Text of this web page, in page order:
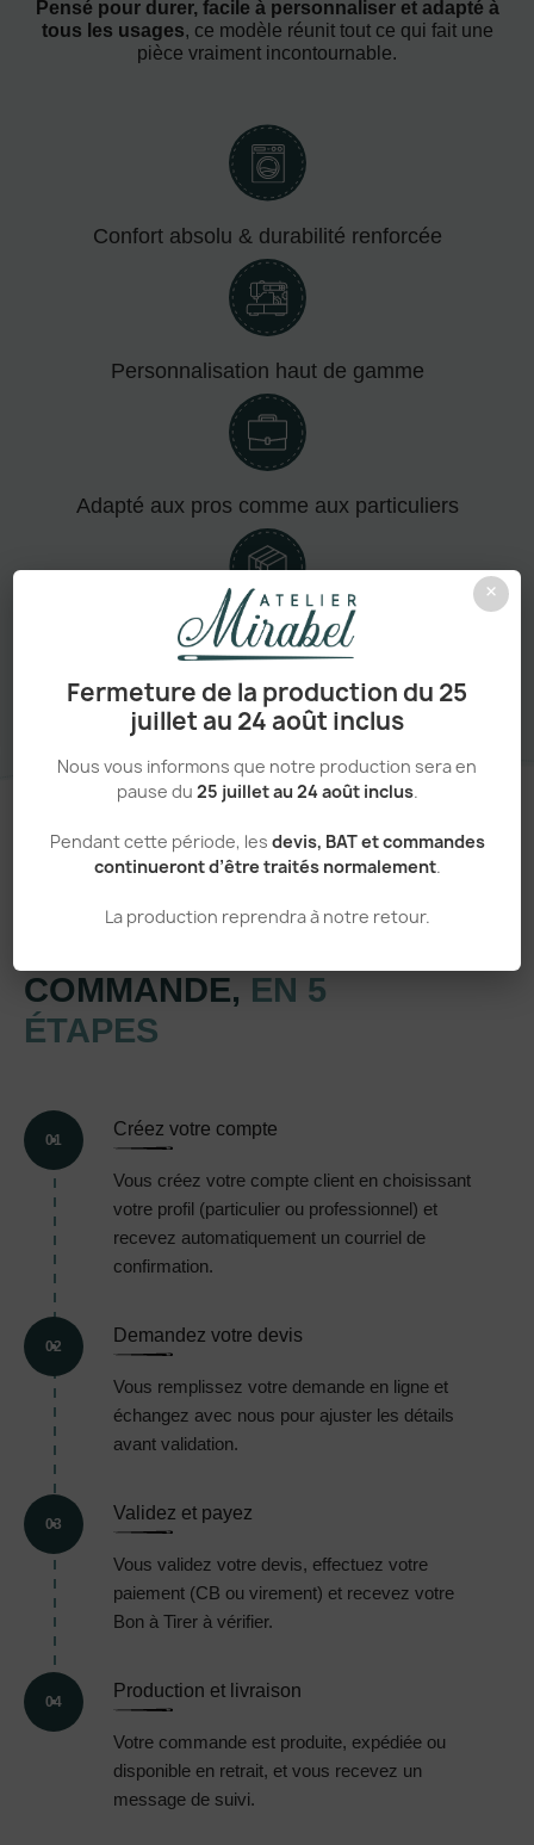
×
Fermeture de la production du 25
juillet au 24 août inclus
Nous vous informons que notre production sera en
pause du 25 juillet au 24 août inclus.
Pendant cette période, les devis, BAT et commandes
continueront d’être traités normalement.
La production reprendra à notre retour.
Pensé pour durer, facile à personnaliser et adapté à
tous les usages, ce modèle réunit tout ce qui fait une
pièce vraiment incontournable.
Confort absolu & durabilité renforcée
Personnalisation haut de gamme
Adapté aux pros comme aux particuliers
Sans minimum de commande
COMMANDE, EN 5
ÉTAPES
01
Créez votre compte
Vous créez votre compte client en choisissant
votre profil (particulier ou professionnel) et
recevez automatiquement un courriel de
confirmation.
02
Demandez votre devis
Vous remplissez votre demande en ligne et
échangez avec nous pour ajuster les détails
avant validation.
03
Validez et payez
Vous validez votre devis, effectuez votre
paiement (CB ou virement) et recevez votre
Bon à Tirer à vérifier.
04
Production et livraison
Votre commande est produite, expédiée ou
disponible en retrait, et vous recevez un
message de suivi.